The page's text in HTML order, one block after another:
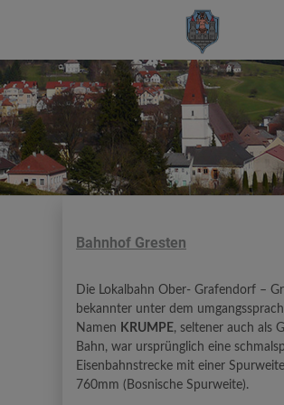
Bahnhof Gresten
Die Lokalbahn Ober- Grafendorf –
bekannter unter dem
Namen KRUMPE, seltener auch als
Bahn, war ursprünglich eine
Eisenbahnstrecke mit einer
760mm (Bosnische Spurweite).